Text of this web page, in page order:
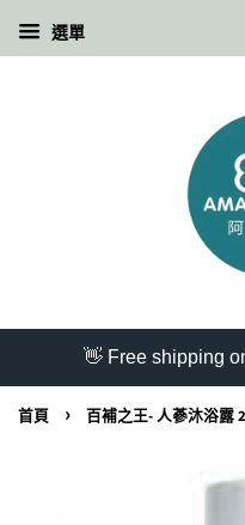
選單
👋 Free shipping
首頁 › 百補之王- 人蔘沐浴露